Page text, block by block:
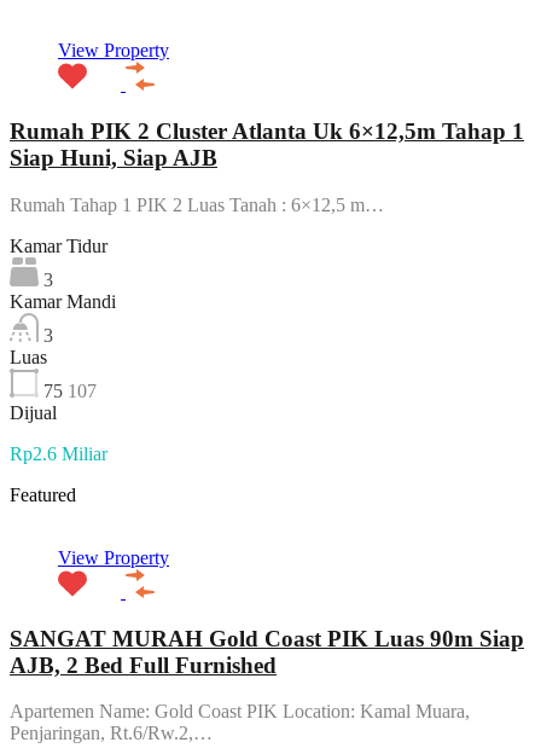
View Property
Rumah PIK 2 Cluster Atlanta Uk 6×12,5m Tahap 1
Siap Huni, Siap AJB
Rumah Tahap 1 PIK 2 Luas Tanah : 6×12,5 m…
Kamar Tidur
3
Kamar Mandi
3
Luas
75 107
Dijual
Rp2.6 Miliar
Featured
View Property
SANGAT MURAH Gold Coast PIK Luas 90m Siap
AJB, 2 Bed Full Furnished
Apartemen Name: Gold Coast PIK Location: Kamal Muara,
Penjaringan, Rt.6/Rw.2,…